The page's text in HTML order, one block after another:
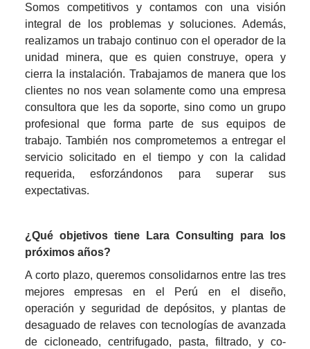
Somos competitivos y contamos con una visión
integral de los problemas y soluciones. Además,
realizamos un trabajo continuo con el operador de la
unidad minera, que es quien construye, opera y
cierra la instalación. Trabajamos de manera que los
clientes no nos vean solamente como una empresa
consultora que les da soporte, sino como un grupo
profesional que forma parte de sus equipos de
trabajo. También nos comprometemos a entregar el
servicio solicitado en el tiempo y con la calidad
requerida, esforzándonos para superar sus
expectativas.
¿Qué objetivos tiene Lara Consulting para los
próximos años?
A corto plazo, queremos consolidarnos entre las tres
mejores empresas en el Perú en el diseño,
operación y seguridad de depósitos, y plantas de
desaguado de relaves con tecnologías de avanzada
de cicloneado, centrifugado, pasta, filtrado, y co-